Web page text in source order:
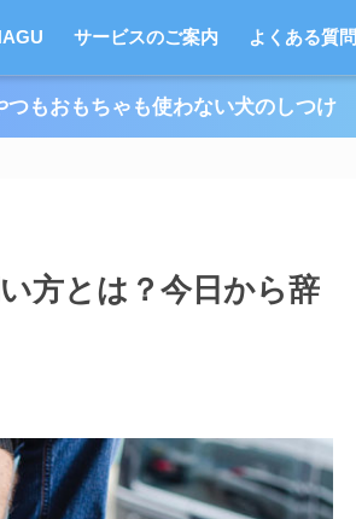
サービスのご案内 よくある質問
つもおもちゃも使わない犬のしつけ
方とは？今日から辞